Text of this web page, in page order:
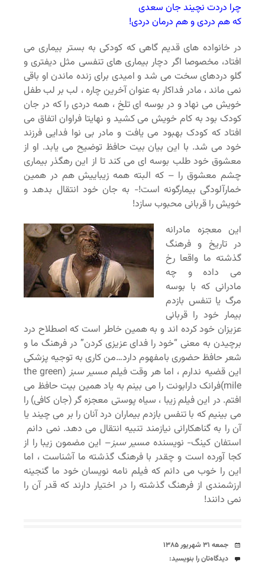
چرا دردت نچیند جان سعدی
که هم دردی و هم درمان دردی!
در خانواده های قدیم گاهی که کودکی به بستر بیماری می
افتاد، مخصوصا اگر دچار بیماری های تنفسی مثل دیفتری و
گلو دردهای سخت می شد و امیدی برای زنده ماندن او باقی
نمی ماند ، مادر فداکار به عنوان آخرین چاره ، لب بر لب طفل
خویش می نهاد و در بوسه ای تلخ ، همه دردی را که در جان
کودک بود به کام خویش می کشید و نهایتا فراوان اتفاق می
افتاد که کودک بهبود می یافت و مادر بی نوا فدایی فرزند
خود می شد. با این بیان بیت حافظ توضیح می یابد. او از
معشوق خود طلب بوسه ای می کند تا از این رهگذر بیماری
چشم معشوق را – که البته همه زیباییش هم در همین
خمارآلودگی بیمارگونه است!- به جان خود انتقال بدهد و
خویش را قربانی محبوب سازد!
این معجزه مادرانه
در تاریخ و فرهنگ
گذشته ما واقعا رخ
می داده و چه
مادرانی که با بوسه
مرگ یا تنفس بازدم
بیمار خود را قربانی
عزیزان خود کرده اند و به همین خاطر است که اصطلاح درد
برچیدن به معنی “خود را فدای عزیزی کردن” در فرهنگ ما و
شعر حافظ حضوری بامفهوم دارد…من کاری به توجیه پزشکی
این قضیه ندارم ، اما هر وقت فیلممسیر سبز (the green
mile)فرانک دارابونت را می بینم به یاد همین بیت حافظ می
افتم. در این فیلم زیبا ، سیاه پوستی معجزه گر (جان کافی) را
می بینیم که با تنفس بازدم بیماران درد آنان را بر می چیند یا
آن را به گناهکارانی نیازمند تنبیه انتقال می دهد. نمی دانم
استفان کینگ- نویسنده مسیر سبز– این مضمون زیبا را از
کجا آورده است و چقدر با فرهنگ گذشته ما آشناست ، اما
این را خوب می دانم که فیلم نامه نویسان خود ما گنجینه
ارزشمندی از فرهنگ گذشته را در اختیار دارند که قدر آن را
نمی دانند!
تاریخ
جمعه ۳۱ شهریور ۱۳۸۵
دیدگاه‌ها
دیدگاه‌تان را بنویسید: